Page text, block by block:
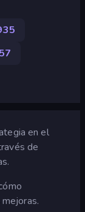
en el
de